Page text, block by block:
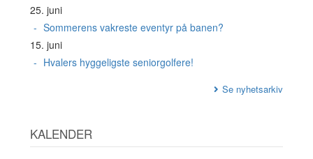
25. juni
Sommerens vakreste eventyr på banen?
15. juni
Hvalers hyggeligste seniorgolfere!
Se nyhetsarkiv
KALENDER